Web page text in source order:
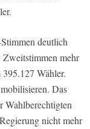
deutlich
mehr
Wähler.
Das
Wahlberechtigten
nicht mehr